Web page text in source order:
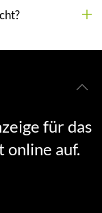
für das
online auf.